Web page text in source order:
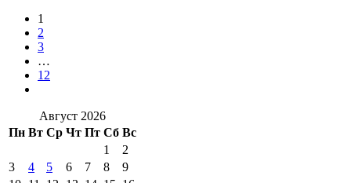
1
2
3
…
12
Август 2026
Пн Вт Ср Чт Пт Сб Вс
1
2
3
4 5 6 7 8
9